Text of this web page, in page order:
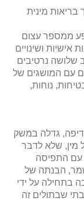
בריאות מינית
ממספר עצום
אישיות ושינויים
שלושה נרטיבים
עם המושגים של
נוחות,
גדלה במשק
מין, שלא לדבר
עם התפיסה
הבנתה של
בתחילה על ידי
שבתולים זה